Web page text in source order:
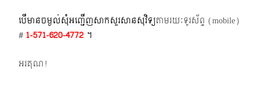
បើមានចម្ងល់​សុំអញ្ជើញសាកសួរសានសុវិទ្យតាមរយៈទូរស័ព្ទ​ (mobile)​
# 1-571-620-4772​ ។
អរគុណ!